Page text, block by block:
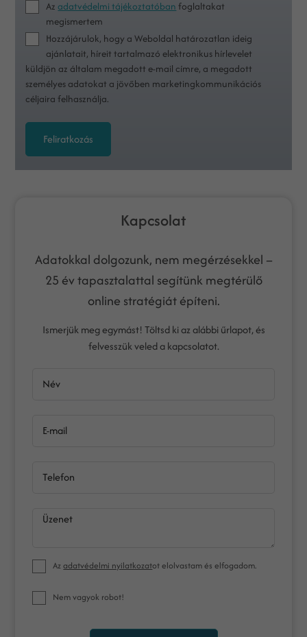
Azadatvédelmi tájékoztatóban foglaltakat
megismertem
Hozzájárulok, hogy a Weboldal határozatlan ideig
ajánlatait, híreit tartalmazó elektronikus hírlevelet
küldjön az általam megadott e-mail címre, a megadott
személyes adatokat a jövőben marketingkommunikációs
céljaira felhasználja.
Feliratkozás
Kapcsolat
Adatokkal dolgozunk, nem megérzésekkel –
25 év tapasztalattal segítünk megtérülő
online stratégiát építeni.
Ismerjük meg egymást! Töltsd ki az alábbi űrlapot, és
felvesszük veled a kapcsolatot.
Név
E-mail
Telefon
Üzenet
Azadatvédelmi nyilatkozatot elolvastam és elfogadom.
Nem vagyok robot!